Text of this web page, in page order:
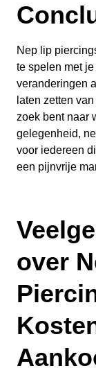
Nep lip
te spelen met
veranderingen
laten zetten
zoek bent naar
gelegenheid,
voor iedereen
een pijnvrije
over